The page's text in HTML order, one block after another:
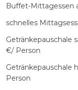
Buffet-Mittagessen
schnelles
Getränkepauschale
€/ Person
Getränkepauschale
Person